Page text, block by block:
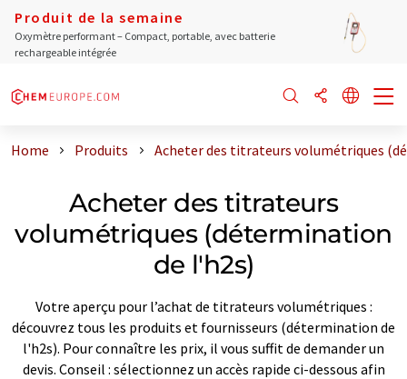
Produit de la semaine
Oxymètre performant – Compact, portable, avec batterie
rechargeable intégrée
Home Produits Acheter des titrateurs volumétriques
Acheter des titrateurs
volumétriques (détermination
de l'h2s)
Votre aperçu pour l’achat de titrateurs volumétriques :
découvrez tous les produits et fournisseurs (détermination de
l'h2s). Pour connaître les prix, il vous suffit de demander un
devis. Conseil : sélectionnez un accès rapide ci-dessous afin